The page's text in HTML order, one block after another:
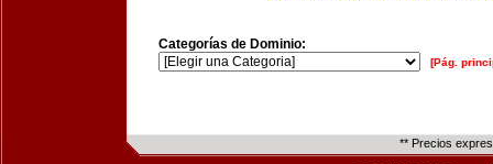
Categorías de Dominio:
[Pág.
** Precios